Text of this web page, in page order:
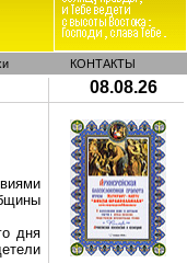
КОНТАКТЫ
08.08.26
дня